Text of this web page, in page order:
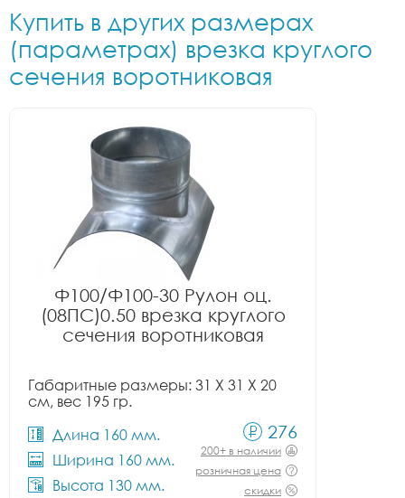
Купить в других размерах
(параметрах) врезка круглого
сечения воротниковая
Ф100/Ф100-30 Рулон оц.
(08ПС)0.50 врезка круглого
сечения воротниковая
Габаритные размеры: 31 X 31 X 20
см, вес 195 гр.
Длина 160 мм.
Ширина 160 мм.
Высота 130 мм.
276
200+ в наличии
розничная цена
скидки